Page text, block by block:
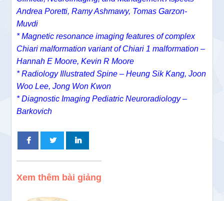
Andrea Poretti, Ramy Ashmawy, Tomas Garzon-
Muvdi
* Magnetic resonance imaging features of complex
Chiari malformation variant of Chiari 1 malformation –
Hannah E Moore, Kevin R Moore
* Radiology Illustrated Spine – Heung Sik Kang, Joon
Woo Lee, Jong Won Kwon
* Diagnostic Imaging Pediatric Neuroradiology –
Barkovich
Xem thêm bài giảng